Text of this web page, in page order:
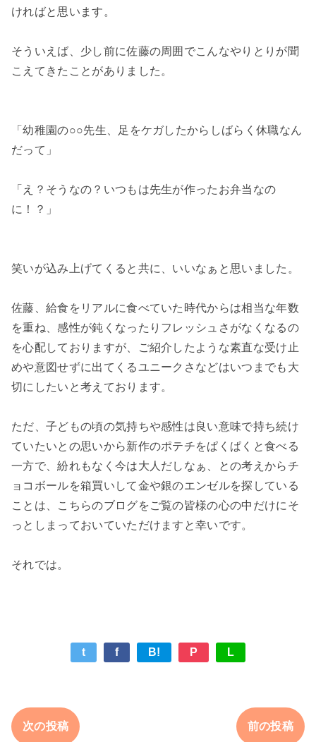
ければと思います。
そういえば、少し前に佐藤の周囲でこんなやりとりが聞
こえてきたことがありました。
「幼稚園の○○先生、足をケガしたからしばらく休職なん
だって」
「え？そうなの？いつもは先生が作ったお弁当なの
に！？」
笑いが込み上げてくると共に、いいなぁと思いました。
佐藤、給食をリアルに食べていた時代からは相当な年数
を重ね、感性が鈍くなったりフレッシュさがなくなるの
を心配しておりますが、ご紹介したような素直な受け止
めや意図せずに出てくるユニークさなどはいつまでも大
切にしたいと考えております。
ただ、子どもの頃の気持ちや感性は良い意味で持ち続け
ていたいとの思いから新作のポテチをぱくぱくと食べる
一方で、紛れもなく今は大人だしなぁ、との考えからチ
ョコボールを箱買いして金や銀のエンゼルを探している
ことは、こちらのブログをご覧の皆様の心の中だけにそ
っとしまっておいていただけますと幸いです。
それでは。
t f B! P L
次の投稿 前の投稿